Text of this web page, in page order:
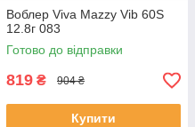
Воблер Viva Mazzy Vib 60S
12.8г 083
Готово до відправки
819 ₴ 904 ₴
Купити